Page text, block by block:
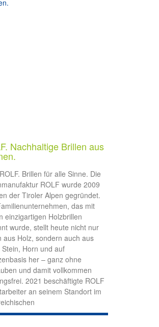
Nachhaltige Brillen aus
Brillen für alle Sinne. Die
ROLF wurde 2009
der Tiroler Alpen gegründet.
das mit
einzigartigen Holzbrillen
wurde, stellt heute nicht nur
aus Holz, sondern auch aus
Horn und auf
her – ganz ohne
und damit vollkommen
2021 beschäftigte ROLF
an seinem Standort im